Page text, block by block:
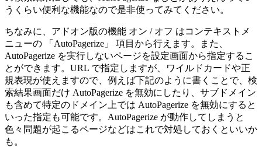
うくらい便利な機能なので是非使ってみてください。
ちなみに、アドオン版の機能 オン / オフ はコンテキストメ
ニューの 「AutoPagerize」 項目から行えます。また、
AutoPagerize を実行しないページを設定画面から指定するこ
とができます。URL で指定しますが、ワイルドカードや正
規表現が使えますので、例えば下記のように書くことで、検
索結果画面だけ AutoPagerize を無効にしたり、サブドメイン
も含めて特定のドメイン上では AutoPagerize を無効にすると
いった指定も可能です。AutoPagerize が動作してしまうと
色々問題が起こるページなどはこれで対処しておくといいか
も。